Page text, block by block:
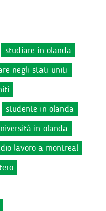
studiare in olanda
negli stati uniti
studente in olanda
in olanda
lavoro a montreal